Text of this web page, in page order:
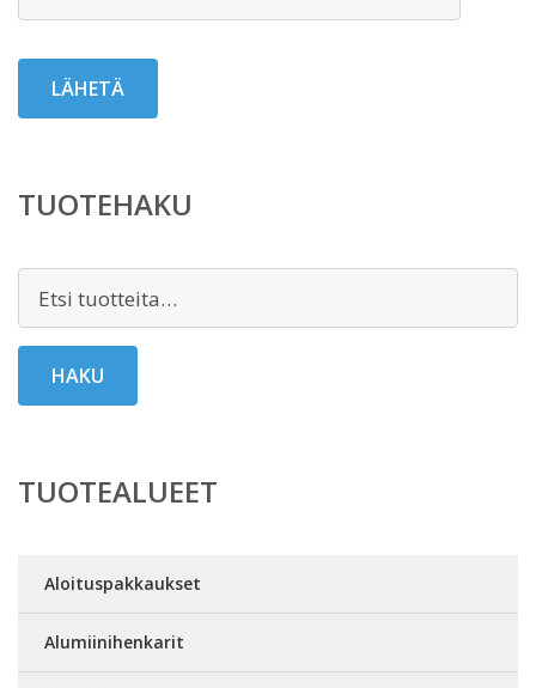
TUOTEHAKU
HAKU
TUOTEALUEET
Aloituspakkaukset
Alumiinihenkarit